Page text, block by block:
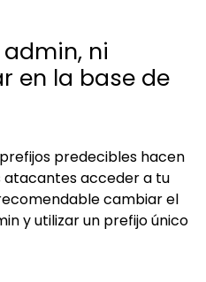
ni
en la base de
predecibles hacen
atacantes acceder a tu
cambiar el
y utilizar un prefijo único